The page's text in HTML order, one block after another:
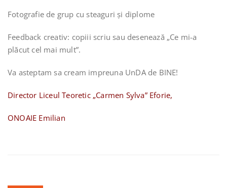
Fotografie de grup cu steaguri și diplome
Feedback creativ: copiii scriu sau desenează „Ce mi-a
plăcut cel mai mult”.
Va asteptam sa cream impreuna UnDA de BINE!
Director Liceul Teoretic „Carmen Sylva” Eforie,
ONOAIE Emilian